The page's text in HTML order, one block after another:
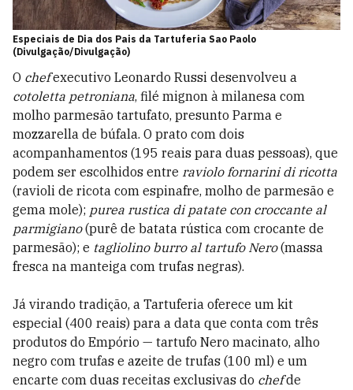
Especiais de Dia dos Pais da Tartuferia Sao Paolo
(Divulgação/Divulgação)
O chefexecutivo Leonardo Russi desenvolveu a
cotoletta petroniana, filé mignon à milanesa com
molho parmesão tartufato, presunto Parma e
mozzarella de búfala. O prato com dois
acompanhamentos (195 reais para duas pessoas), que
podem ser escolhidos entre raviolo fornarini di ricotta
(ravioli de ricota com espinafre, molho de parmesão e
gema mole); purea rustica di patate con croccante al
parmigiano(purê de batata rústica com crocante de
parmesão); e tagliolino burro al tartufo Nero(massa
fresca na manteiga com trufas negras).
Já virando tradição, a Tartuferia oferece um kit
especial (400 reais) para a data que conta com três
produtos do Empório — tartufo Nero macinato, alho
negro com trufas e azeite de trufas (100 ml) e um
encarte com duas receitas exclusivas do chefde